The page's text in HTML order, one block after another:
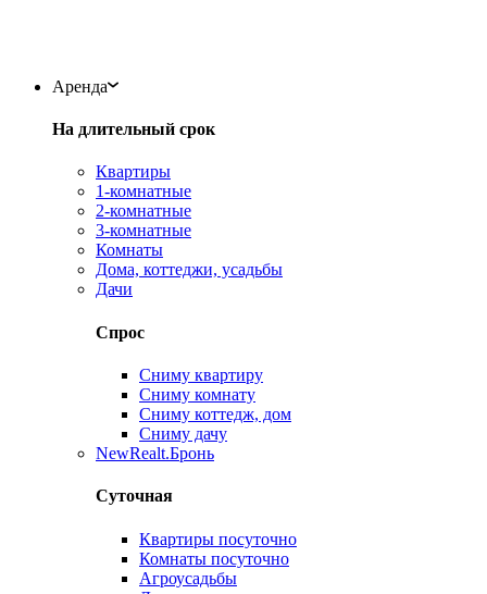
Аренда
На длительный срок
Квартиры
1-комнатные
2-комнатные
3-комнатные
Комнаты
Дома, коттеджи, усадьбы
Дачи
Спрос
Сниму квартиру
Сниму комнату
Сниму коттедж, дом
Сниму дачу
NewRealt.Бронь
Суточная
Квартиры посуточно
Комнаты посуточно
Агроусадьбы